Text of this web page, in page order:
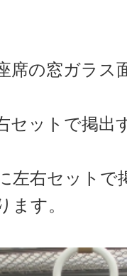
席の窓ガラス
セットで掲出
左右セットで
ます。